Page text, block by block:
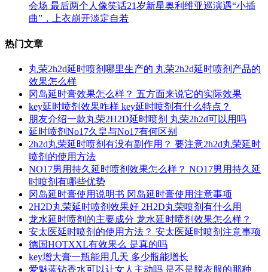
会场 最后两个人像笑话21岁新星奥利维亚巡演遇“小插
曲”，上衣崩开淡定自若
热门文章
丸荣2h2d延时喷剂哪里生产的 丸荣2h2d延时喷剂产品的
效果怎么样
冈岛延时膏效果怎么样？ 五方面来说它的实际效果
key延时喷剂效果咋样 key延时喷剂有什么特点？
朋友介绍一款丸荣2H2D延时喷剂 丸荣2h2d可以用吗
延时喷剂No17久皇与No17有何区别
2h2d丸荣延时喷剂有没有副作用？ 要注意2h2d丸荣延时
喷剂的使用方法
NO17男用持久延时喷剂效果怎么样？ NO17男用持久延
时喷剂有哪些优势
冈岛延时膏使用说明书 冈岛延时膏使用注意事项
2H2D丸荣延时喷剂效果好 2H2D丸荣喷剂有什么用
龙水延时喷剂的主要成分 龙水延时喷剂效果怎么样？
安太医延时喷剂的使用方法？ 安太医延时喷剂注意事项
德国HOTXXL有效果么 是真的吗
key增大膏一瓶能用几天 多少瓶能增长
爱魅蓝钻香水可以让女人主动吗 是不是脱衣服的那种